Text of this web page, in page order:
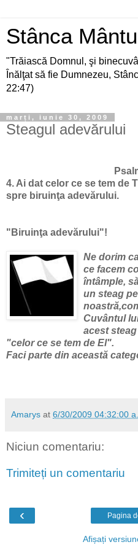
Stânca
"Trăiască Domnul, şi
Înălţat să fie Dumnezeu,
22:47)
marți, iunie 30, 2009
Steagul adevărului
4. Ai dat celor ce se tem de
spre biruinţa adevărului.
" Biruinţa adevărului"!
Ne dorim
ce facem
întâmple,
un steag
Cuvântul
acest
"celor ce se tem de El".
Faci parte din această
Amarys at 6/30/2009 04:32:00
Niciun comentariu:
Trimiteți un comentariu
‹ Pagina
Afișați